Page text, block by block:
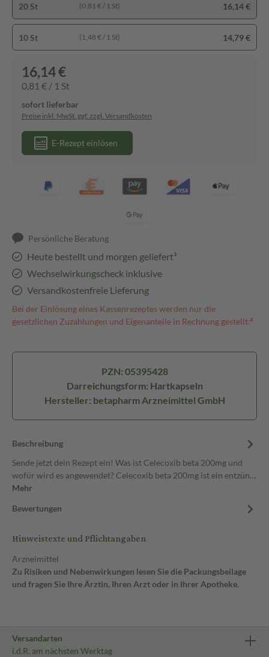
20 St (0,81 € / 1 St) 16,14 €
10 St (1,48 € / 1 St) 14,79 €
16,14 €
0,81 € / 1 St
sofort lieferbar
Preise inkl. MwSt. ggf. zzgl. Versandkosten
E-Rezept einlösen
Persönliche Beratung
Heute bestellt und morgen geliefert³
Wechselwirkungscheck inklusive
Versandkostenfreie Lieferung
Bei der Einlösung eines Kassenrezeptes werden nur die
gesetzlichen Zuzahlungen und Eigenanteile in Rechnung gestellt.⁴
PZN: 05395428
Darreichungsform: Hartkapseln
Hersteller: betapharm Arzneimittel GmbH
Beschreibung
Sende jetzt dein Rezept ein! Was ist Celecoxib beta 200mg und
wofür wird es angewendet? Celecoxib beta 200mg ist ein entzün…
Mehr
Bewertungen
Hinweistexte und Pflichtangaben
Arzneimittel
Zu Risiken und Nebenwirkungen lesen Sie die Packungsbeilage
und fragen Sie Ihre Ärztin, Ihren Arzt oder in Ihrer Apotheke.
Versandarten
i.d.R. am nächsten Werktag